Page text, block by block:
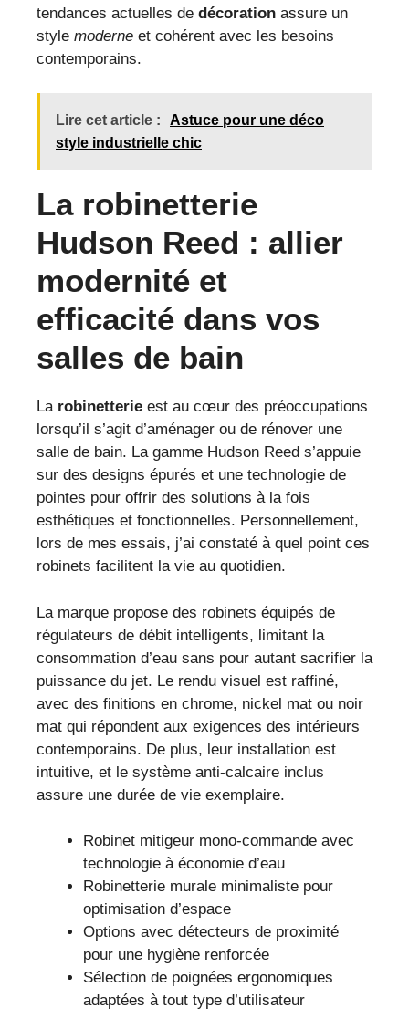
tendances actuelles de décoration assure un
style moderne et cohérent avec les besoins
contemporains.
Lire cet article :
Astuce pour une déco
style industrielle chic
La robinetterie
Hudson Reed : allier
modernité et
efficacité dans vos
salles de bain
La robinetterie est au cœur des préoccupations
lorsqu’il s’agit d’aménager ou de rénover une
salle de bain. La gamme Hudson Reed s’appuie
sur des designs épurés et une technologie de
pointes pour offrir des solutions à la fois
esthétiques et fonctionnelles. Personnellement,
lors de mes essais, j’ai constaté à quel point ces
robinets facilitent la vie au quotidien.
La marque propose des robinets équipés de
régulateurs de débit intelligents, limitant la
consommation d’eau sans pour autant sacrifier la
puissance du jet. Le rendu visuel est raffiné,
avec des finitions en chrome, nickel mat ou noir
mat qui répondent aux exigences des intérieurs
contemporains. De plus, leur installation est
intuitive, et le système anti-calcaire inclus
assure une durée de vie exemplaire.
Robinet mitigeur mono-commande avec
technologie à économie d’eau
Robinetterie murale minimaliste pour
optimisation d’espace
Options avec détecteurs de proximité
pour une hygiène renforcée
Sélection de poignées ergonomiques
adaptées à tout type d’utilisateur